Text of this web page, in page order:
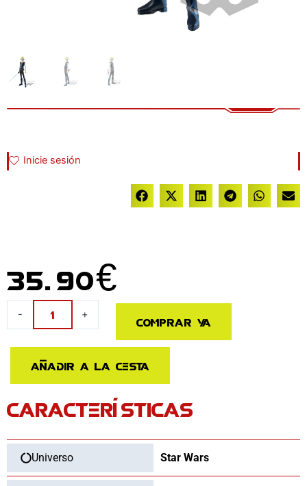
Inicie sesión
35.90€
-
Vision
Wars
+ Comprar ya
Añadir a la cesta
CARACTERÍSTICAS
Universo Star Wars